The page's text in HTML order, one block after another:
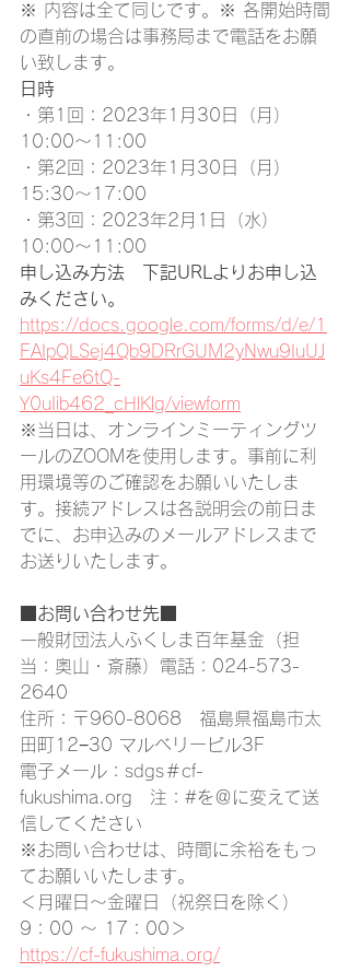
※ 内容は全て同じです。※ 各開始時間
の直前の場合は事務局まで電話をお願
い致します。
日時
・第1回：2023年1月30日（月）
10:00～11:00
・第2回：2023年1月30日（月）
15:30～17:00
・第3回：2023年2月1日（水）
10:00～11:00
申し込み方法　下記URLよりお申し込
みください。
https://docs.google.com/forms/d/e/1
FAIpQLSej4Qb9DRrGUM2yNwu9IuUJ
uKs4Fe6tQ-
Y0uIib462_cHlKlg/viewform
※当日は、オンラインミーティングツ
ールのZOOMを使用します。事前に利
用環境等のご確認をお願いいたしま
す。接続アドレスは各説明会の前日ま
でに、お申込みのメールアドレスまで
お送りいたします。
■お問い合わせ先■
一般財団法人ふくしま百年基金（担
当：奥山・斎藤）電話：024-573-
2640
住所：〒960-8068　福島県福島市太
田町12−30 マルベリービル3F
電子メール：sdgs＃cf-
fukushima.org　注：#を＠に変えて送
信してください
※お問い合わせは、時間に余裕をもっ
てお願いいたします。
＜月曜日～金曜日（祝祭日を除く）
9：00 ～ 17：00＞
https://cf-fukushima.org/